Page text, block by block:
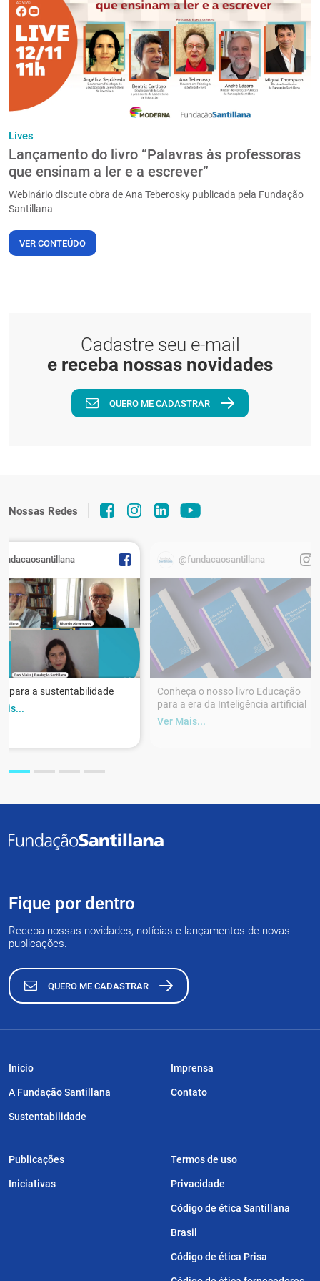
PT
Lives
Lançamento do livro “Palavras às professoras
que ensinam a ler e a escrever”
Webinário discute obra de Ana Teberosky publicada pela Fundação
Santillana
VER CONTEÚDO
Cadastre seu e-mail
e receba nossas novidades
QUERO ME CADASTRAR
Nossas Redes
para a sustentabilidade
@fundacaosantillana
Conheça o nosso livro Educação
para a era da Inteligência artificial
Ver Mais...
Fique por dentro
Receba nossas novidades, notícias e lançamentos de novas
publicações.
QUERO ME CADASTRAR
Início
A Fundação Santillana
Sustentabilidade
Publicações
Iniciativas
Imprensa
Contato
Termos de uso
Privacidade
Código de ética Santillana
Brasil
Código de ética Prisa